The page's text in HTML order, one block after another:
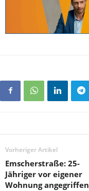
Vorheriger Artikel
Emscherstraße: 25-
Jähriger vor eigener
Wohnung angegriffen